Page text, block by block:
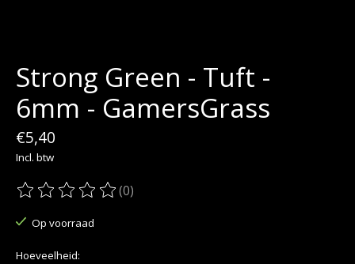
Strong Green - Tuft -
6mm - GamersGrass
€5,40
Incl. btw
De beoordeling van dit product is
(0)
Op voorraad
Hoeveelheid: